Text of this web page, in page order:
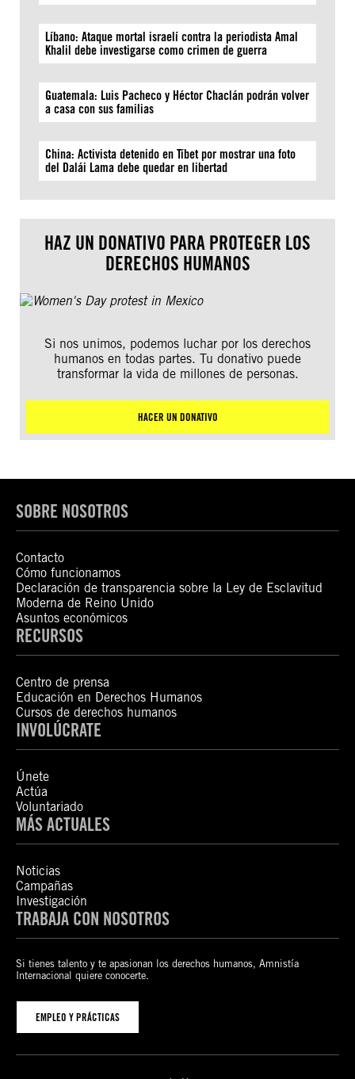
Líbano: Ataque mortal israelí contra la periodista Amal
Khalil debe investigarse como crimen de guerra
Guatemala: Luis Pacheco y Héctor Chaclán podrán volver
a casa con sus familias
China: Activista detenido en Tíbet por mostrar una foto
del Dalái Lama debe quedar en libertad
HAZ UN DONATIVO PARA PROTEGER LOS
DERECHOS HUMANOS
Si nos unimos, podemos luchar por los derechos
humanos en todas partes. Tu donativo puede
transformar la vida de millones de personas.
HACER UN DONATIVO
SOBRE NOSOTROS
Contacto
Cómo funcionamos
Declaración de transparencia sobre la Ley de Esclavitud
Moderna de Reino Unido
Asuntos económicos
RECURSOS
Centro de prensa
Educación en Derechos Humanos
Cursos de derechos humanos
INVOLÚCRATE
Únete
Actúa
Voluntariado
MÁS ACTUALES
Noticias
Campañas
Investigación
TRABAJA CON NOSOTROS
Si tienes talento y te apasionan los derechos humanos, Amnistía
Internacional quiere conocerte.
EMPLEO Y PRÁCTICAS